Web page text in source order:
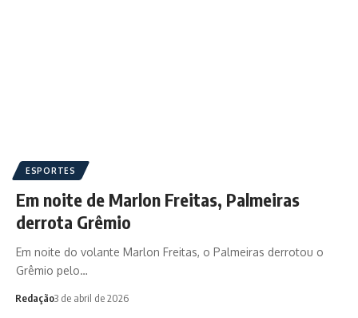
ESPORTES
Em noite de Marlon Freitas, Palmeiras
derrota Grêmio
Em noite do volante Marlon Freitas, o Palmeiras derrotou o
Grêmio pelo…
Redação3 de abril de 2026